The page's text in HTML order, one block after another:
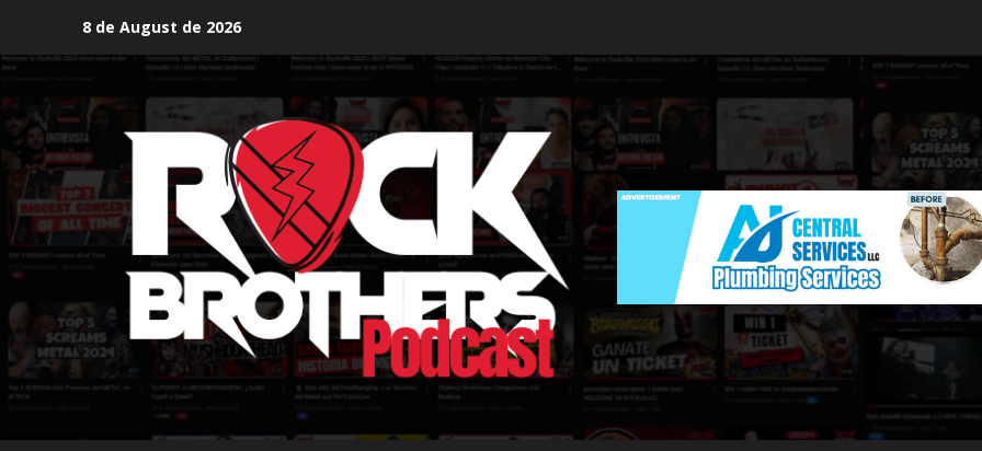
content
8 de August de 2026